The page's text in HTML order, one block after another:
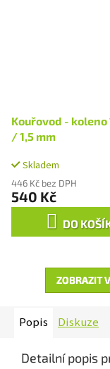
Kouřovod - koleno
/ 1,5 mm
Skladem
446 Kč bez DPH
540 Kč
DO
ZOBRAZIT
Popis Diskuze
Detailní popis